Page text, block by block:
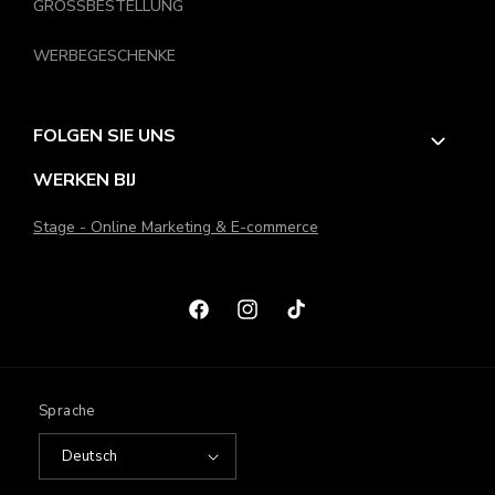
erfüllen. Verbessern Sie Ihr Yoga-Erlebnis mit den besten
GROSSBESTELLUNG
WERBEGESCHENKE
FOLGEN SIE UNS
WERKEN BIJ
Stage - Online Marketing & E-commerce
FacebookInstagramTikTok
Sprache
Deutsch